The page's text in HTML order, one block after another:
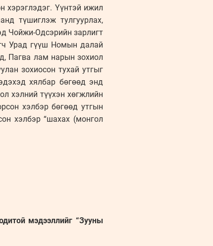
хэрэглэдэг. Үүнтэй ижил
түшиглэж тулгуурлах,
Чойжи-Одсэрийн зарлигт
Урад гүүш Номын далай
Пагва лам нарын зохиол
зохиосон тухай утгыг
хялбар бөгөөд энд
хэлний түүхэн хөгжлийн
хэлбэр бөгөөд утгын
хэлбэр “шахах (монгол
мэдээллийг “Зууны